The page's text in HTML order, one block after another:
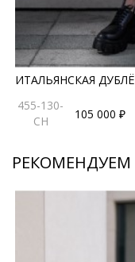
ИТАЛЬЯНСКАЯ
455-130-
CH
105 000 ₽